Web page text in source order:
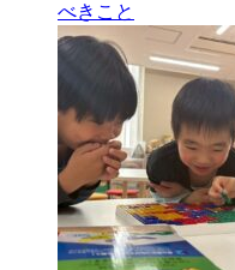
べきこと